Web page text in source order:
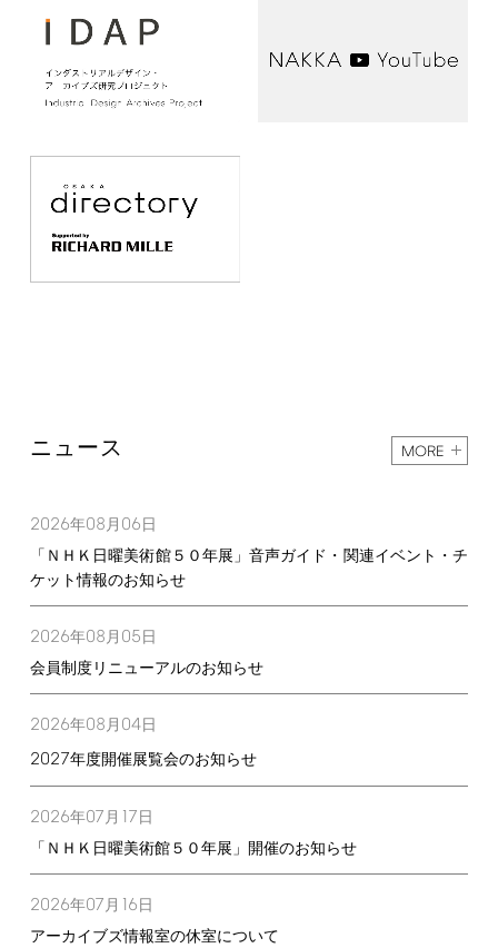
ニュース MORE
2026年08月 06日
「ＮＨＫ日曜美術館５０年展」音声ガイド・関連イベント・チ
ケット情報のお知らせ
2026年08月 05日
会員制度リニューアルのお知らせ
2026年08月 04日
2027年度開催展覧会のお知らせ
2026年07月 17日
「ＮＨＫ日曜美術館５０年展」開催のお知らせ
2026年07月 16日
アーカイブズ情報室の休室について